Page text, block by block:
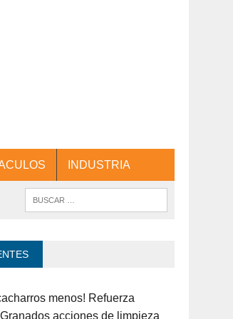
INDUSTRIA
menos! Refuerza
acciones de limpieza